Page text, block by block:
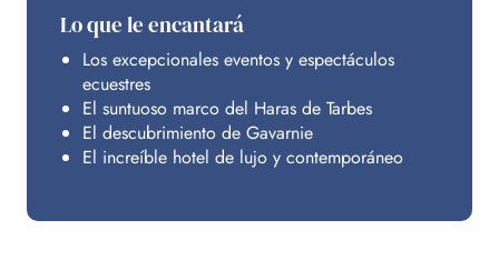
Lo que le encantará
Los excepcionales eventos y espectáculos
ecuestres
El suntuoso marco del Haras de Tarbes
El descubrimiento de Gavarnie
El increíble hotel de lujo y contemporáneo